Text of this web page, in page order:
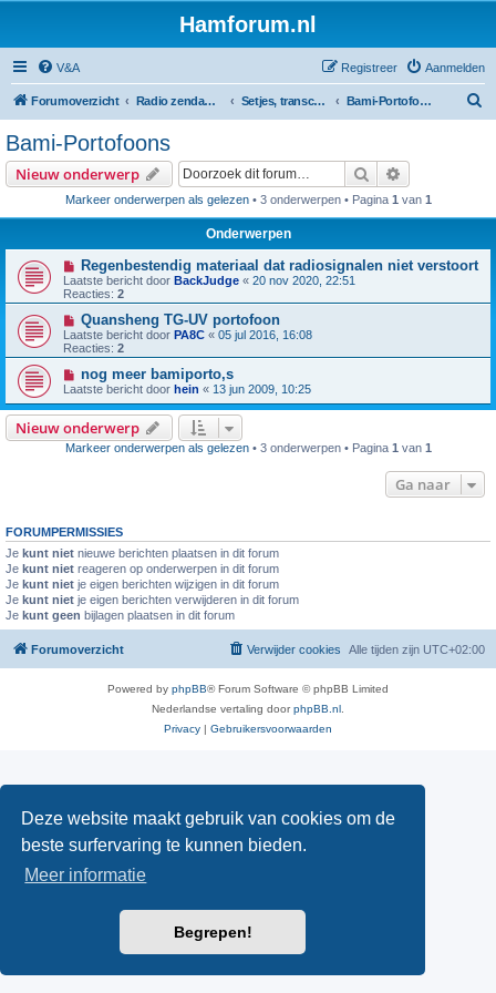
Deze website maakt gebruik van cookies om de
beste surfervaring te kunnen bieden.
Meer informatie
Begrepen!
Hamforum.nl
V&A Aanmelden
Registreer
Forumoverzicht Radio zendamateur, luisteramateur en elektronica zelfbouw Setjes, transceivers, portofoons, ontvangers, mods, tips, etc Bami-Portofoons
Bami-Portofoons
Nieuw onderwerp Zoek
Markeer onderwerpen als gelezen• 3 onderwerpen • Pagina 1 van 1
Onderwerpen
Regenbestendig materiaal dat radiosignalen niet verstoort
Laatste bericht door BackJudge « 20 nov 2020, 22:51
Reacties: 2
Quansheng TG-UV portofoon
Laatste bericht door PA8C « 05 jul 2016, 16:08
Reacties: 2
nog meer bamiporto,s
Laatste bericht door hein « 13 jun 2009, 10:25
Nieuw onderwerp
Markeer onderwerpen als gelezen• 3 onderwerpen • Pagina 1 van 1
Ga naar
FORUMPERMISSIES
Je kunt niet nieuwe berichten plaatsen in dit forum
Je kunt niet reageren op onderwerpen in dit forum
Je kunt niet je eigen berichten wijzigen in dit forum
Je kunt niet je eigen berichten verwijderen in dit forum
Je kunt geen bijlagen plaatsen in dit forum
Forumoverzicht Alle tijden zijn UTC+02:00
Verwijder cookies
Powered by phpBB® Forum Software © phpBB Limited
Nederlandse vertaling doorphpBB.nl
Privacy | Gebruikersvoorwaarden